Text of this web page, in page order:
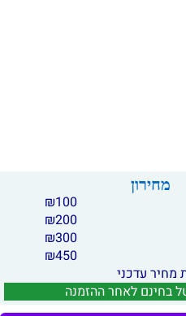
מחירון
100
₪
200
₪
300
₪
450
₪
מחיר עדכני
בחינם לאחר ההזמנה